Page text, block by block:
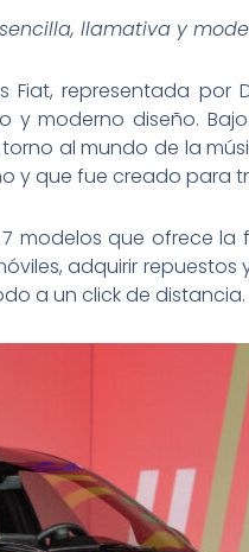
llamativa y
Fiat, representada por
y moderno diseño.
al mundo de la
y que fue creado para
modelos que ofrece
adquirir
a un click de distancia.